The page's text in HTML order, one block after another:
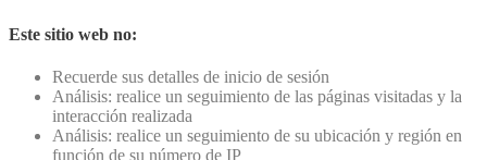
Este sitio web no:
Recuerde sus detalles de inicio de sesión
Análisis: realice un seguimiento de las páginas visitadas y la
interacción realizada
Análisis: realice un seguimiento de su ubicación y región en
función de su número de IP